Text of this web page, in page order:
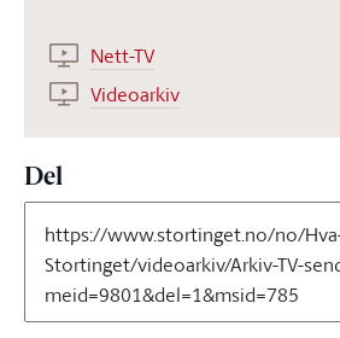
Nett-TV
Videoarkiv
Del